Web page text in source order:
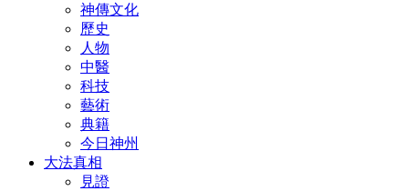
神傳文化
歷史
人物
中醫
科技
藝術
典籍
今日神州
大法真相
見證